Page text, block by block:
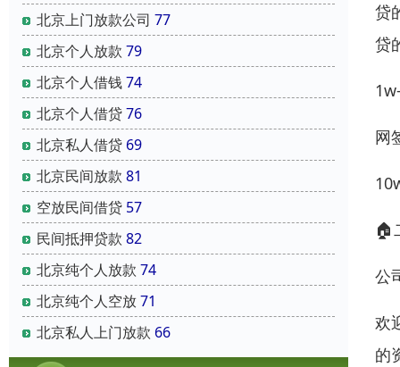
北京上门放款公司 77
北京个人放款 79
北京个人借钱74
北京个人借贷76
北京私人借贷 69
北京民间放款 81
空放民间借贷 57
民间抵押贷款 82
北京纯个人放款 74
北京纯个人空放71
北京私人上门放款 66
贷
贷
网
🏠
公
欢
的